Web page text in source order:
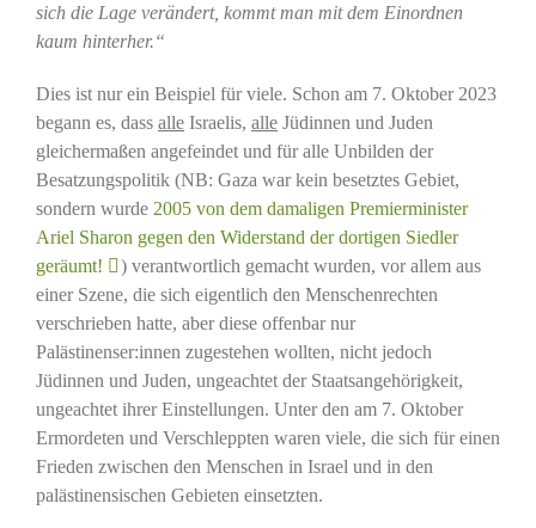
sich die Lage verändert, kommt man mit dem Einordnen
kaum hinterher.“
Dies ist nur ein Beispiel für viele. Schon am 7. Oktober 2023
begann es, dass alleIsraelis, alleJüdinnen und Juden
gleichermaßen angefeindet und für alle Unbilden der
Besatzungspolitik (NB: Gaza war kein besetztes Gebiet,
sondern wurde 2005 von dem damaligen Premierminister
Ariel Sharon gegen den Widerstand der dortigen Siedler
geräumt!
) verantwortlich gemacht wurden, vor allem aus
einer Szene, die sich eigentlich den Menschenrechten
verschrieben hatte, aber diese offenbar nur
Palästinenser:innen zugestehen wollten, nicht jedoch
Jüdinnen und Juden, ungeachtet der Staatsangehörigkeit,
ungeachtet ihrer Einstellungen. Unter den am 7. Oktober
Ermordeten und Verschleppten waren viele, die sich für einen
Frieden zwischen den Menschen in Israel und in den
palästinensischen Gebieten einsetzten.